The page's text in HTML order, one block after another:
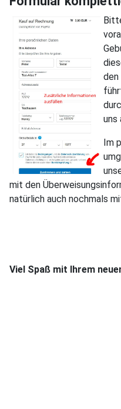
Bi
den
uns
Im
mit den
natürlich auch nochmals
Viel Spaß mit Ihrem